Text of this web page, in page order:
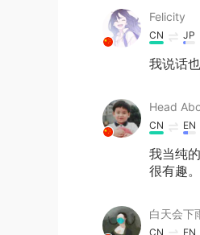
Felicity
CN JP
我说话
Head
CN EN
我当纯
很有趣
白天会下
CN EN